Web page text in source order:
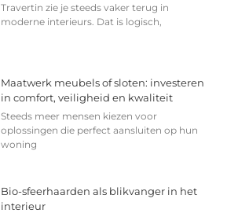
Travertin zie je steeds vaker terug in
moderne interieurs. Dat is logisch,
Maatwerk meubels of sloten: investeren
in comfort, veiligheid en kwaliteit
Steeds meer mensen kiezen voor
oplossingen die perfect aansluiten op hun
woning
Bio-sfeerhaarden als blikvanger in het
interieur